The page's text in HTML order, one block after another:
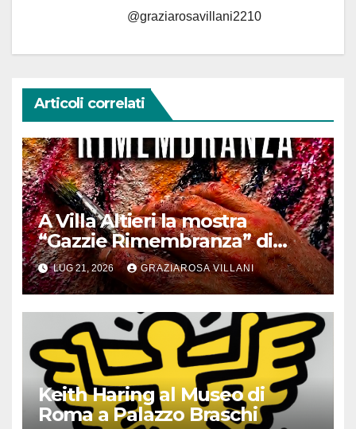
@graziarosavillani2210
Articoli correlati
A Villa Altieri la mostra
“Gazzie Rimembranza” di
Monica Argentino
LUG 21, 2026 GRAZIAROSA VILLANI
Keith Haring al Museo di
Roma a Palazzo Braschi